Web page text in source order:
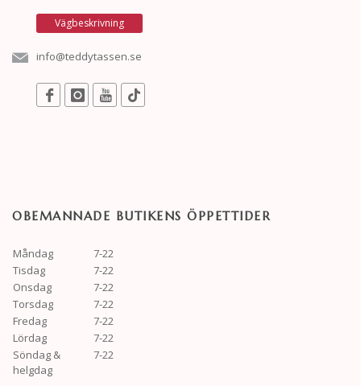
Vägbeskrivning
info@teddytassen.se
OBEMANNADE BUTIKENS ÖPPETTIDER
Måndag
7-22
Tisdag
7-22
Onsdag
7-22
Torsdag
7-22
Fredag
7-22
Lördag
7-22
Söndag &
helgdag
7-22